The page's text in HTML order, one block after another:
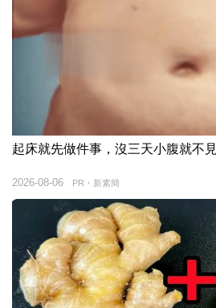
起床就先做件事，沒三天小腹就不
PR・新素簡
2026-08-06